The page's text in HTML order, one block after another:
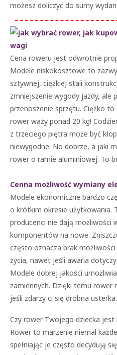
możesz doliczyć do sumy
wagi
Cena roweru jest odwrotnie
Modele niskokosztowe to
sztywnej, ciężkiej stali
zmniejszenie wygody jazdy, ale
przenoszenie sprzętu. Ciężko
rower waży ponad 20 kg!
z trzeciego piętra może być
niewygodne. No dobrze, a jaki
rower o ramie aluminiowej. To
Cenna możliwość wymiany
Modele ekonomiczne bardzo
o krótkim okresie użytkowania.
producenci nie dają możliwości
komponentów na nowe.
często oznacza brak
życia, nawet jeśli awaria
Modele dobrej jakości
zamiennych. Dzięki temu rower
jeśli zdarzy ci się drobna usterka.
Czy rower Twojego dziecka jest
Rower to marzenie niemal
spełniając je często decydują